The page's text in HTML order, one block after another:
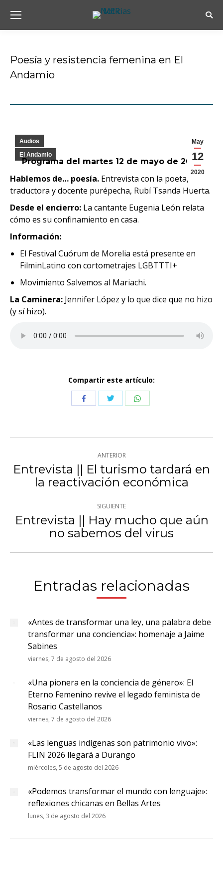
Poesía y resistencia femenina en El
Andamio
May
12
2020
Audios
El Andamio
Programa del martes 12 de mayo de 2020
Hablemos de… poesía. Entrevista con la poeta,
traductora y docente purépecha, Rubí Tsanda Huerta.
Desde el encierro: La cantante Eugenia León relata
cómo es su confinamiento en casa.
Información:
El Festival Cuórum de Morelia está presente en
FilminLatino con cortometrajes LGBTTTI+
Movimiento Salvemos al Mariachi.
La Caminera: Jennifer López y lo que dice que no hizo
(y sí hizo).
Compartir este artículo:
CompartirCompartirCompartir
Navegación
entre
publicaciones
ANTERIOR
Publicación
anterior:
Entrevista || El turismo tardará en
la reactivación económica
SIGUIENTE
Publicación
siguiente:
Entrevista || Hay mucho que aún
no sabemos del virus
Entradas relacionadas
«Antes de transformar una ley, una palabra debe
transformar una conciencia»: homenaje a Jaime
Sabines
viernes, 7 de agosto del 2026
«Una pionera en la conciencia de género»: El
Eterno Femenino revive el legado feminista de
Rosario Castellanos
viernes, 7 de agosto del 2026
«Las lenguas indígenas son patrimonio vivo»:
FLIN 2026 llegará a Durango
miércoles, 5 de agosto del 2026
«Podemos transformar el mundo con lenguaje»:
reflexiones chicanas en Bellas Artes
lunes, 3 de agosto del 2026